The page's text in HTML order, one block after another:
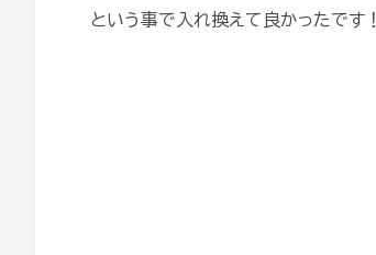
という事で入れ換えて良かったです！